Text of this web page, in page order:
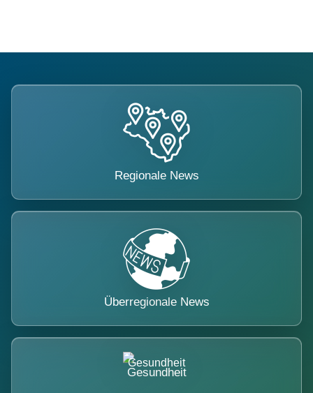
Regionale News
Überregionale News
Gesundheit